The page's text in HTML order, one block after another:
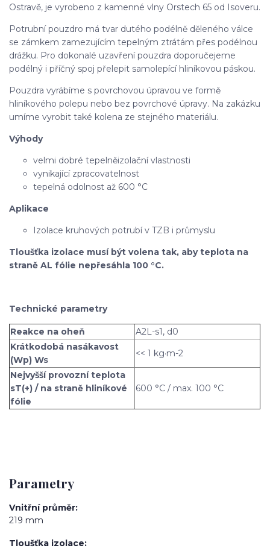
Ostravě, je vyrobeno z kamenné vlny Orstech 65 od Isoveru.
Potrubní pouzdro má tvar dutého podélně děleného válce
se zámkem zamezujícím tepelným ztrátám přes podélnou
drážku. Pro dokonalé uzavření pouzdra doporučejeme
podélný i příčný spoj přelepit samolepící hliníkovou páskou.
Pouzdra vyrábíme s povrchovou úpravou ve formě
hliníkového polepu nebo bez povrchové úpravy. Na zakázku
umíme vyrobit také kolena ze stejného materiálu.
Výhody
velmi dobré tepelněizolační vlastnosti
vynikající zpracovatelnost
tepelná odolnost až 600 °C
Aplikace
Izolace kruhových potrubí v TZB i průmyslu
Tloušťka izolace musí být volena tak, aby teplota na
straně AL fólie nepřesáhla 100 °C.
Technické parametry
Reakce na oheň
A2L-s1, d0
Krátkodobá nasákavost
(Wp) Ws
<< 1 kg·m-2
Nejvyšší provozní teplota
sT(+) / na straně hliníkové
fólie
600 °C / max. 100 °C
Parametry
Vnitřní průměr
219 mm
Tloušťka izolace